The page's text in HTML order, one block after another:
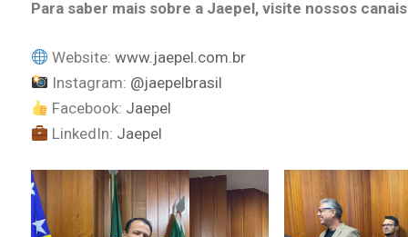
Para saber mais sobre a Jaepel, visite nossos
Website:www.jaepel.com.br
Instagram: @jaepelbrasil
Facebook: Jaepel
LinkedIn: Jaepel